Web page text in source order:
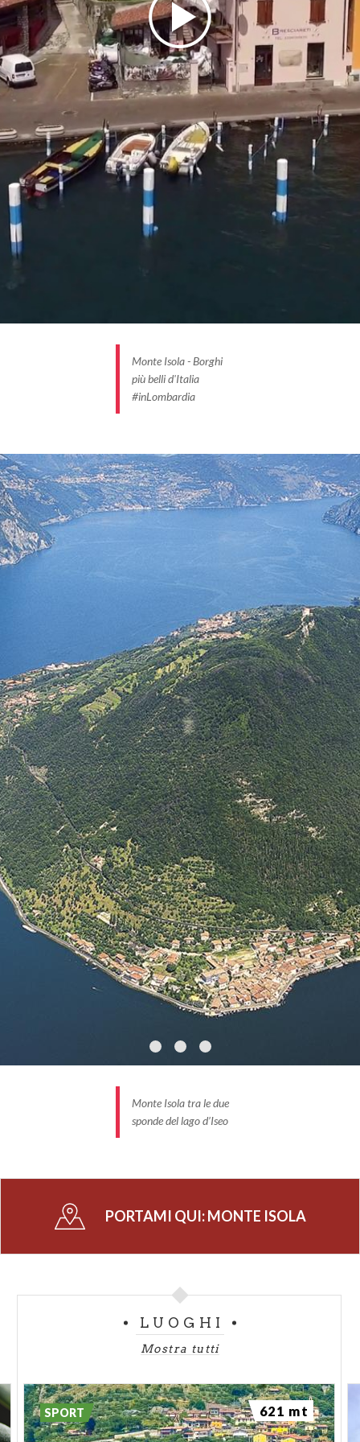
borgo assieme al salame e all’olio degli olivi che
ricoprono l’isola.
Lecase fioritedi gerani, gli stretti vicoli collegati da
archi e scale che sempre riconducono al lago, l’odore
del pesce che essicca, ne fanno un luogo di fascino,
un tesoro da scoprire, così come in realtà è tutta
Monte Isola.
BORGHI PIÙ BELLI D’ITALIA #INLOMBARDIA
Monte Isola - Borghi
più belli d'Italia
#inLombardia
Monte Isola tra le due
sponde del lago d’Iseo
PORTAMI QUI:MONTE ISOLA
LUOGHI
Mostra tutti
SPORT 621 mt